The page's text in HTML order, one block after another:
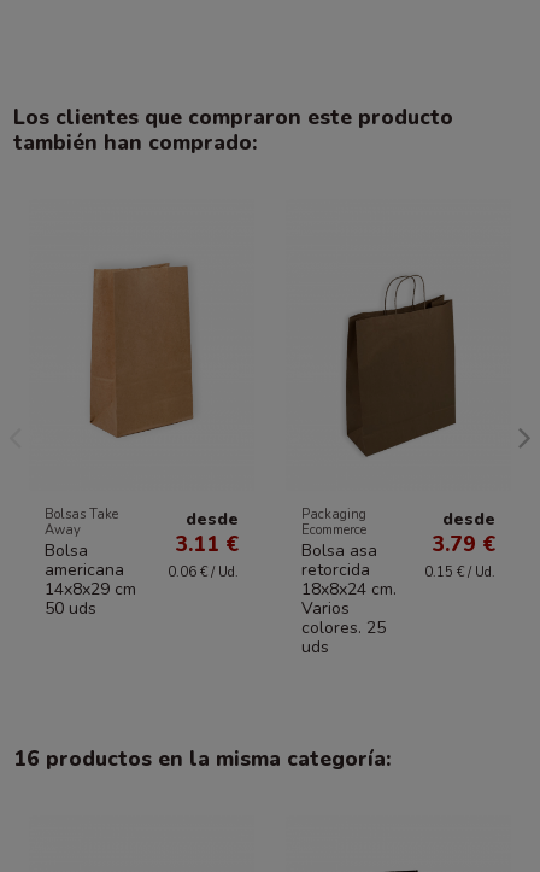
Los clientes que compraron este producto
también han comprado:
Bolsas Take
Away
Bolsa
americana
14x8x29 cm
50 uds
desde
3.11 €
0.06 € / Ud.
Packaging
Ecommerce
Bolsa asa
retorcida
18x8x24 cm.
Varios
colores. 25
uds
desde
3.79 €
0.15 € / Ud.
16 productos en la misma categoría: